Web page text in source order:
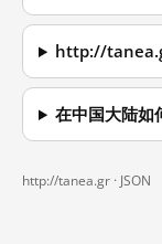
http://
在中国大陆
http://tanea.gr · JSON